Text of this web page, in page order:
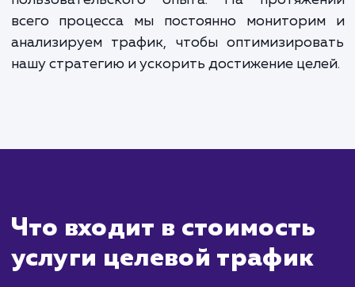
Сколько времени
качественных посетителей на вашем сайте -
процесс, который требует
тщательного планирования. Наша